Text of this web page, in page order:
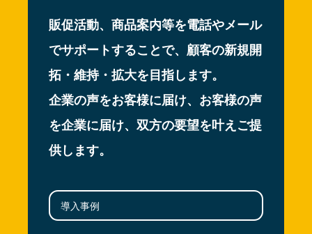
販促活動、商品案内等を電話やメール
でサポートすることで、顧客の新規開
拓・維持・拡大を目指します。
企業の声をお客様に届け、お客様の声
を企業に届け、双方の要望を叶えご提
供します。
導入事例